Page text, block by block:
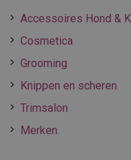
Accessoires Hond &
Cosmetica
Grooming
Knippen en scheren
Trimsalon
Merken